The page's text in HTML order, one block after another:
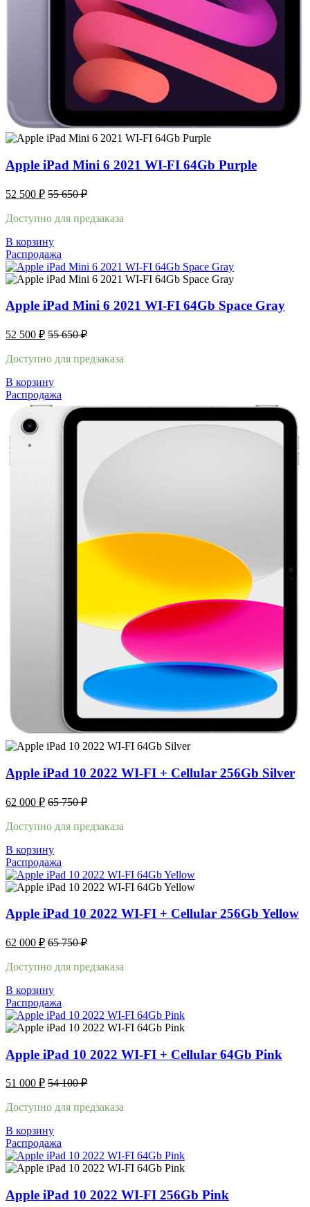
Apple iPad Mini 6 2021 WI-FI 64Gb Purple
52 500 ₽ 55 650₽
Доступно для предзаказа
В корзину
Распродажа
Apple iPad Mini 6 2021 WI-FI 64Gb Space Gray
52 500 ₽ 55 650₽
Доступно для предзаказа
В корзину
Распродажа
Apple iPad 10 2022 WI-FI + Cellular 256Gb Silver
62 000 ₽ 65 750₽
Доступно для предзаказа
В корзину
Распродажа
Apple iPad 10 2022 WI-FI + Cellular 256Gb Yellow
62 000 ₽ 65 750₽
Доступно для предзаказа
В корзину
Распродажа
Apple iPad 10 2022 WI-FI + Cellular 64Gb Pink
51 000 ₽ 54 100₽
Доступно для предзаказа
В корзину
Распродажа
Apple iPad 10 2022 WI-FI 256Gb Pink